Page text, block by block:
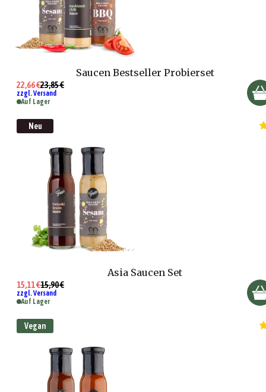
Saucen Bestseller Probierset
22,66 €23,85 €
zzgl. Versand
Auf Lager
Neu
Asia Saucen Set
15,11 €15,90 €
zzgl. Versand
Auf Lager
Vegan